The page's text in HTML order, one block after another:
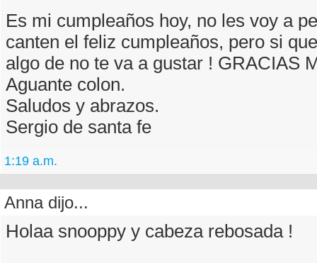
Es mi cumpleaños hoy, no les voy a
canten el feliz cumpleaños, pero si
algo de no te va a gustar ! GRACIAS
Aguante colon.
Saludos y abrazos.
Sergio de santa fe
1:19 a.m.
Anna dijo...
Holaa snooppy y cabeza rebosada !